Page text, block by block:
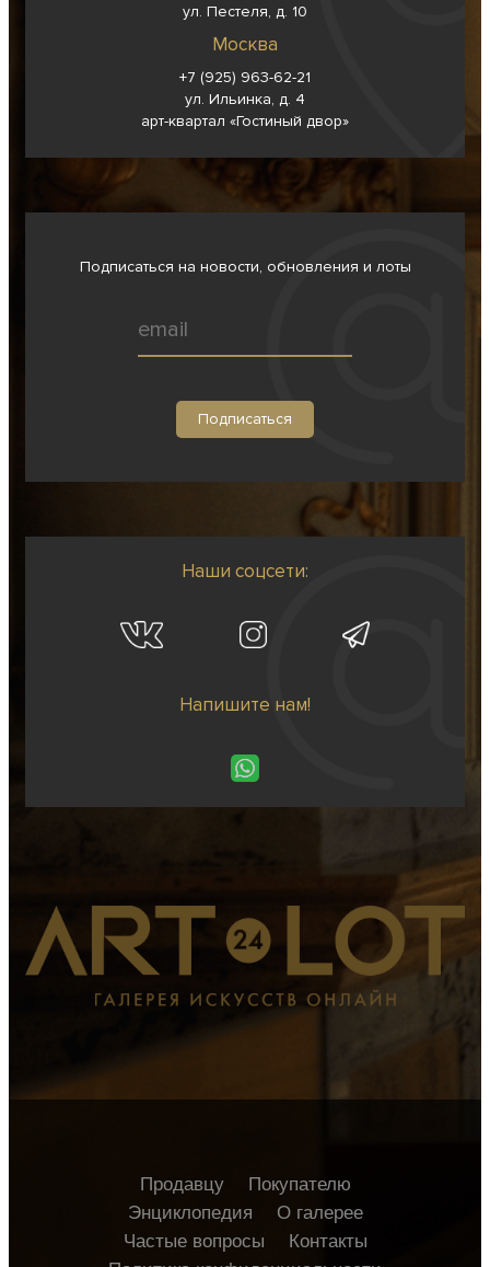
ул. Пестеля, д. 10
Москва
+7 (925) 963-62-21
ул. Ильинка, д. 4
арт-квартал «Гостиный двор»
Подписаться на новости, обновления и лоты
Наши соцсети:
Напишите нам!
Продавцу
Покупателю
Энциклопедия
О галерее
Частые вопросы
Контакты